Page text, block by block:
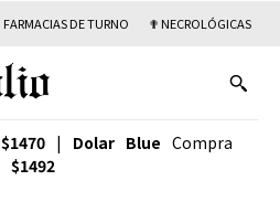
FARMACIAS DE TURNO ✟ NECROLÓGICAS
$1470 | Dolar Blue Compra
$1492